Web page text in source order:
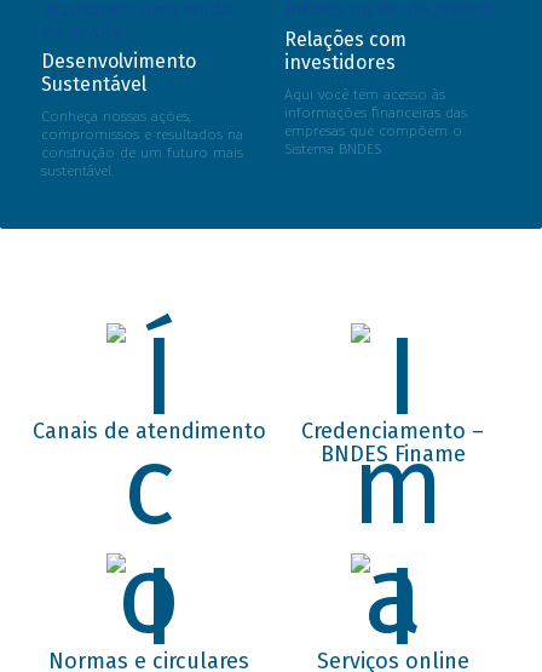
Desenvolvimento
Sustentável
Conheça nossas ações,
compromissos e resultados na
construção de um futuro mais
sustentável.
Relações com
investidores
Aqui você tem acesso às
informações financeiras das
empresas que compõem o
Sistema BNDES
Canais de atendimento
Credenciamento –
BNDES Finame
Normas e circulares Serviços online